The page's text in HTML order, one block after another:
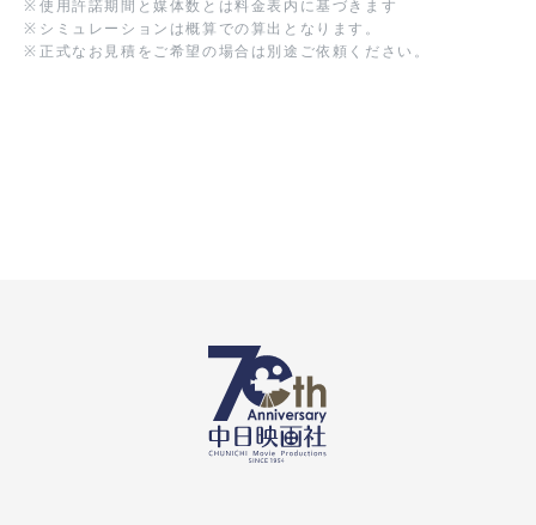
※ 使用許諾期間と媒体数とは料金表内に基づきます
※ シミュレーションは概算での算出となります。
※ 正式なお見積をご希望の場合は別途ご依頼ください。